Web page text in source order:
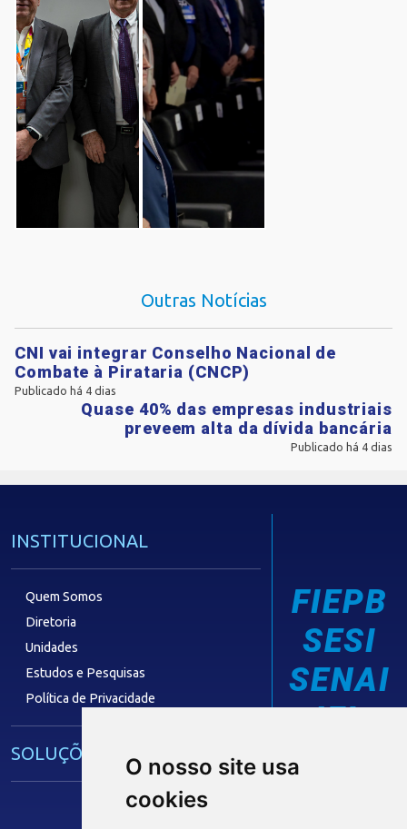
O nosso site usa
cookies
Outras Notícias
CNI vai integrar Conselho Nacional de
Combate à Pirataria (CNCP)
Publicado há 4 dias
Quase 40% das empresas industriais
preveem alta da dívida bancária
Publicado há 4 dias
INSTITUCIONAL
Quem Somos
Diretoria
Unidades
Estudos e Pesquisas
Política de Privacidade
SOLUÇÕES E SERVIÇOS
FIEPB
SESI
SENAI
IEL